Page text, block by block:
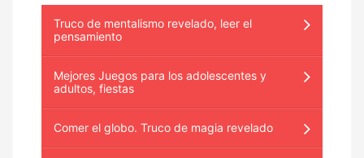
Truco de mentalismo revelado, leer el
pensamiento
Mejores Juegos para los adolescentes y
adultos, fiestas
Comer el globo. Truco de magia revelado